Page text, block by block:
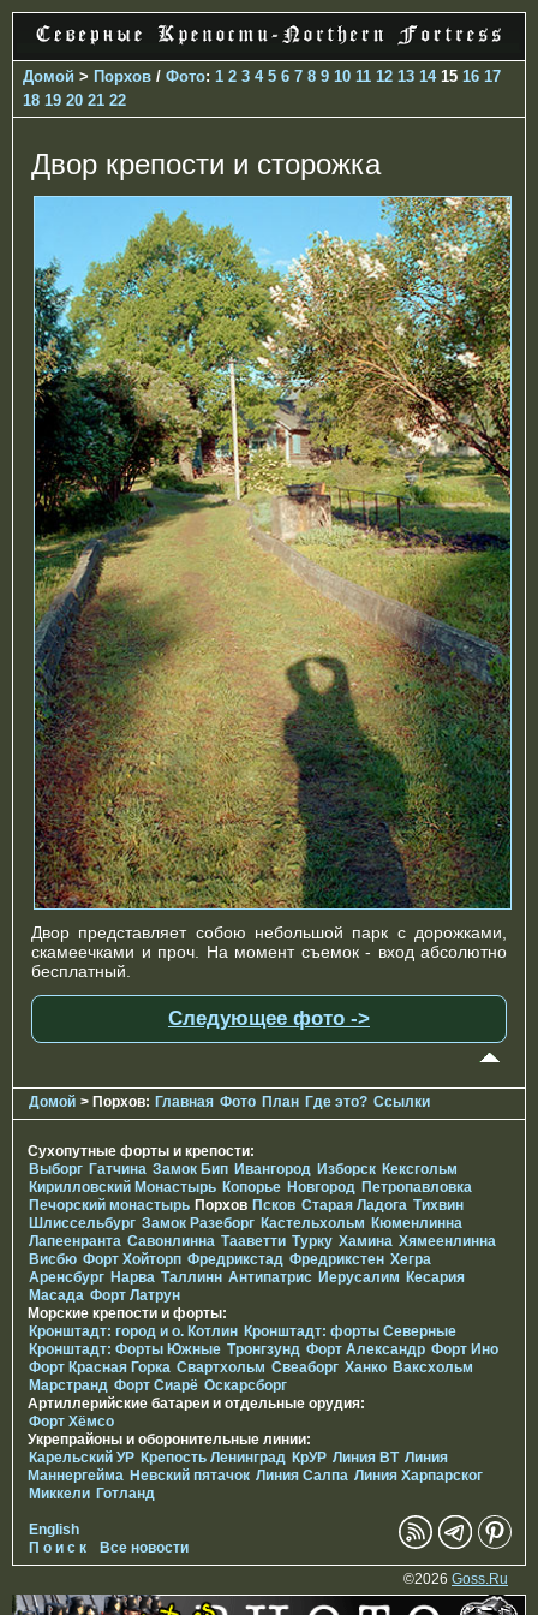
Домой > Порхов / Фото: 1 2 3 4 5 6 7 8 9 10 11 12 13 1415 16 17
18 19 20 21 22
Двор крепости и сторожка
Двор представляет собою небольшой парк с дорожками,
скамеечками и проч. На момент съемок - вход абсолютно
бесплатный.
Следующее фото ->
Домой > Порхов: Главная Фото План Где это? Ссылки
Сухопутные форты и крепости:
Выборг Гатчина Замок Бип Ивангород Изборск Кексгольм
Кирилловский Монастырь Копорье Новгород Петропавловка
Печорcкий монастырь Порхов Псков Старая Ладога Тихвин
Шлиссельбург Замок Разеборг Кастельхольм Кюменлинна
Лапеенранта Савонлинна Тааветти Турку Хамина Хямеенлинна
Висбю Форт Хойторп Фредрикстад Фредрикстен Хегра
Аренсбург Нарва Таллинн Антипатрис Иерусалим Кесария
Масада Форт Латрун
Морские крепости и форты:
Кронштадт: город и о. Котлин Кронштадт: форты Северные
Кронштадт: Форты Южные Тронгзунд Форт Александр Форт Ино
Форт Красная Горка Свартхольм Свеаборг Ханко Ваксхольм
Марстранд Форт Сиарё Оскарсборг
Артиллерийские батареи и отдельные орудия:
Форт Хёмсо
Укрепрайоны и оборонительные линии:
Карельский УР Крепость Ленинград КрУР Линия ВТ Линия
Маннергейма Невский пятачок Линия Салпа Линия Харпарског
Миккели Готланд
English
П о и с к
Все новости
©2026 Goss.Ru